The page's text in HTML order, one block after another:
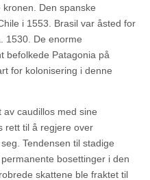
Den spanske
i 1553. Brasil var åsted for
1530. De enorme
befolkede Patagonia på
for kolonisering i denne
caudillos med sine
rett til å regjere over
Tendensen til stadige
bosettinger i den
skattene ble fraktet til